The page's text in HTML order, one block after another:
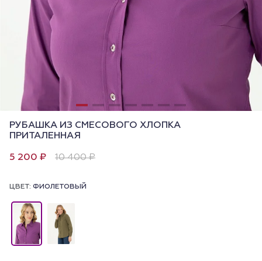
РУБАШКА ИЗ СМЕСОВОГО ХЛОПКА
ПРИТАЛЕННАЯ
5 200 ₽ 10 400 ₽
ЦВЕТ: ФИОЛЕТОВЫЙ